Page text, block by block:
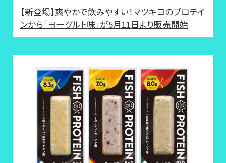
【新登場】爽やかで飲みやすい！マツキヨのプロテイ
ンから「ヨーグルト味」が5月11日より販売開始